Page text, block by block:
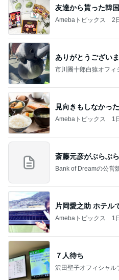
友達から貰った韓
Amebaトピックス 2
ありがとうござい
市川團十郎白猿オフィ
見向きもしなかっ
Amebaトピックス 1
斎藤元彦がぶらぶ
Bank of Dreamの公営
片岡愛之助 ホテル
Amebaトピックス 1
７人待ち
沢田聖子オフィシャル